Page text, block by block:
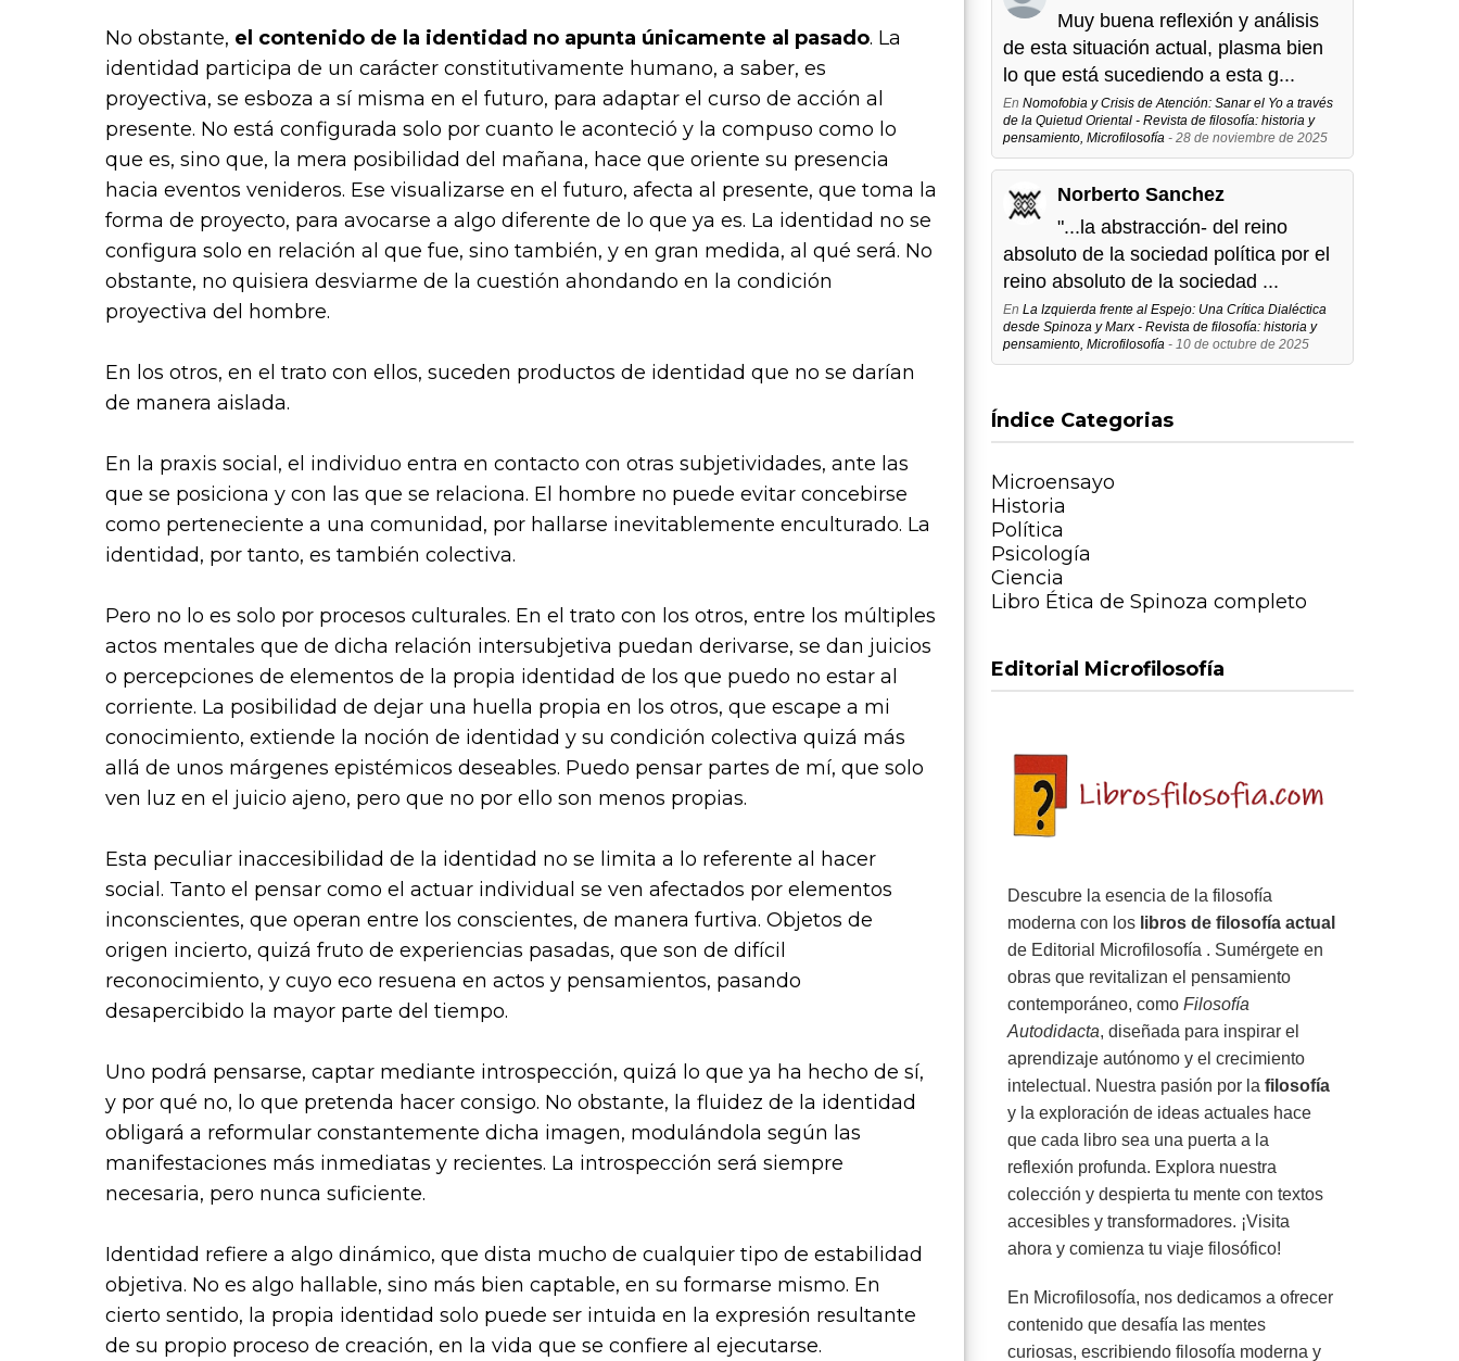
No obstante, el contenido de la identidad no apunta únicamente al pasado. La
identidad participa de un carácter constitutivamente humano, a saber, es
proyectiva, se esboza a sí misma en el futuro, para adaptar el curso de acción al
presente. No está configurada solo por cuanto le aconteció y la compuso como lo
que es, sino que, la mera posibilidad del mañana, hace que oriente su presencia
hacia eventos venideros. Ese visualizarse en el futuro, afecta al presente, que toma la
forma de proyecto, para avocarse a algo diferente de lo que ya es. La identidad no se
configura solo en relación al que fue, sino también, y en gran medida, al qué será. No
obstante, no quisiera desviarme de la cuestión ahondando en la condición
proyectiva del hombre.
En los otros, en el trato con ellos, suceden productos de identidad que no se darían
de manera aislada.
En la praxis social, el individuo entra en contacto con otras subjetividades, ante las
que se posiciona y con las que se relaciona. El hombre no puede evitar concebirse
como perteneciente a una comunidad, por hallarse inevitablemente enculturado. La
identidad, por tanto, es también colectiva.
Pero no lo es solo por procesos culturales. En el trato con los otros, entre los múltiples
actos mentales que de dicha relación intersubjetiva puedan derivarse, se dan juicios
o percepciones de elementos de la propia identidad de los que puedo no estar al
corriente. La posibilidad de dejar una huella propia en los otros, que escape a mi
conocimiento, extiende la noción de identidad y su condición colectiva quizá más
allá de unos márgenes epistémicos deseables. Puedo pensar partes de mí, que solo
ven luz en el juicio ajeno, pero que no por ello son menos propias.
Esta peculiar inaccesibilidad de la identidad no se limita a lo referente al hacer
social. Tanto el pensar como el actuar individual se ven afectados por elementos
inconscientes, que operan entre los conscientes, de manera furtiva. Objetos de
origen incierto, quizá fruto de experiencias pasadas, que son de difícil
reconocimiento, y cuyo eco resuena en actos y pensamientos, pasando
desapercibido la mayor parte del tiempo.
Uno podrá pensarse, captar mediante introspección, quizá lo que ya ha hecho de sí,
y por qué no, lo que pretenda hacer consigo. No obstante, la fluidez de la identidad
obligará a reformular constantemente dicha imagen, modulándola según las
manifestaciones más inmediatas y recientes. La introspección será siempre
necesaria, pero nunca suficiente.
Identidad refiere a algo dinámico, que dista mucho de cualquier tipo de estabilidad
objetiva. No es algo hallable, sino más bien captable, en su formarse mismo. En
cierto sentido, la propia identidad solo puede ser intuida en la expresión resultante
de su propio proceso de creación, en la vida que se confiere al ejecutarse.
Muy buena reflexión y análisis
de esta situación actual, plasma bien
lo que está sucediendo a esta g...
En Nomofobia y Crisis de Atención: Sanar el Yo a través
de la Quietud Oriental - Revista de filosofía: historia y
pensamiento, Microfilosofía - 28 de noviembre de 2025
Norberto Sanchez
"...la abstracción- del reino
absoluto de la sociedad política por el
reino absoluto de la sociedad ...
En La Izquierda frente al Espejo: Una Crítica Dialéctica
desde Spinoza y Marx - Revista de filosofía: historia y
pensamiento, Microfilosofía - 10 de octubre de 2025
Índice Categorias
Microensayo
Historia
Política
Psicología
Ciencia
Libro Ética de Spinoza completo
Editorial Microfilosofía
Descubre la esencia de la filosofía
moderna con los libros de filosofía actual
de Editorial Microfilosofía . Sumérgete en
obras que revitalizan el pensamiento
contemporáneo, como Filosofía
Autodidacta, diseñada para inspirar el
aprendizaje autónomo y el crecimiento
intelectual. Nuestra pasión por la filosofía
y la exploración de ideas actuales hace
que cada libro sea una puerta a la
reflexión profunda. Explora nuestra
colección y despierta tu mente con textos
accesibles y transformadores. ¡Visita
ahora y comienza tu viaje filosófico!
En Microfilosofía, nos dedicamos a ofrecer
contenido que desafía las mentes
curiosas, escribiendo filosofía moderna y